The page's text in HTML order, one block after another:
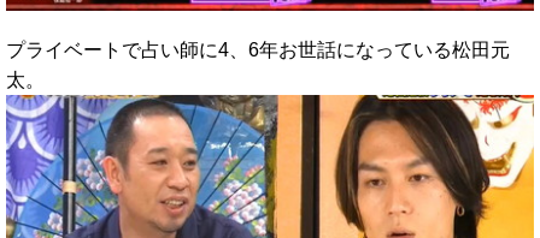
プライベートで占い師に4、6年お世話になっている松田元
太。